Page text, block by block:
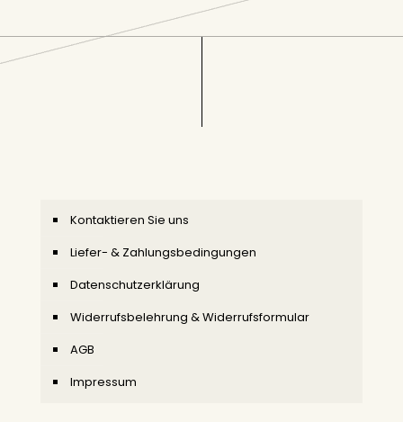
Kontaktieren Sie uns
Liefer- & Zahlungsbedingungen
Datenschutzerklärung
Widerrufsbelehrung & Widerrufsformular
AGB
Impressum